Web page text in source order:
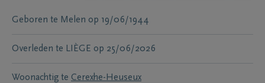
Geboren te Melen op 19/06/1944
Overleden te LIÈGE op 25/06/2026
Woonachtig te Cerexhe-Heuseux